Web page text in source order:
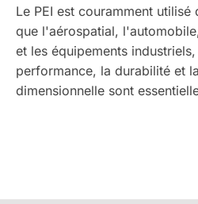
Le PEI est couramment utilisé
que l'aérospatial,
et les équipements
performance, la durabilité et
dimensionnelle sont